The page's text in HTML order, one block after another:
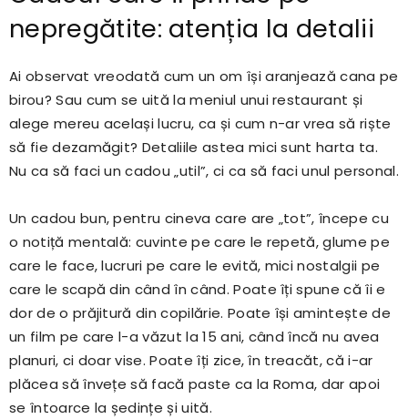
nepregătite: atenția la detalii
Ai observat vreodată cum un om își aranjează cana pe
birou? Sau cum se uită la meniul unui restaurant și
alege mereu același lucru, ca și cum n-ar vrea să riște
să fie dezamăgit? Detaliile astea mici sunt harta ta.
Nu ca să faci un cadou „util”, ci ca să faci unul personal.
Un cadou bun, pentru cineva care are „tot”, începe cu
o notiță mentală: cuvinte pe care le repetă, glume pe
care le face, lucruri pe care le evită, mici nostalgii pe
care le scapă din când în când. Poate îți spune că îi e
dor de o prăjitură din copilărie. Poate își amintește de
un film pe care l-a văzut la 15 ani, când încă nu avea
planuri, ci doar vise. Poate îți zice, în treacăt, că i-ar
plăcea să învețe să facă paste ca la Roma, dar apoi
se întoarce la ședințe și uită.